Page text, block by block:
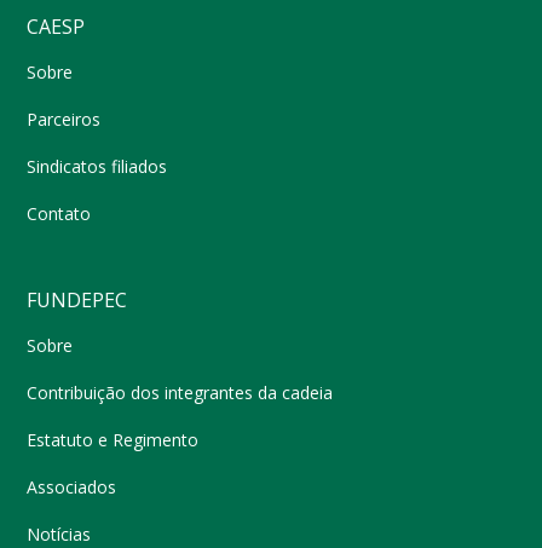
CAESP
Sobre
Parceiros
Sindicatos filiados
Contato
FUNDEPEC
Sobre
Contribuição dos integrantes da cadeia
Estatuto e Regimento
Associados
Notícias